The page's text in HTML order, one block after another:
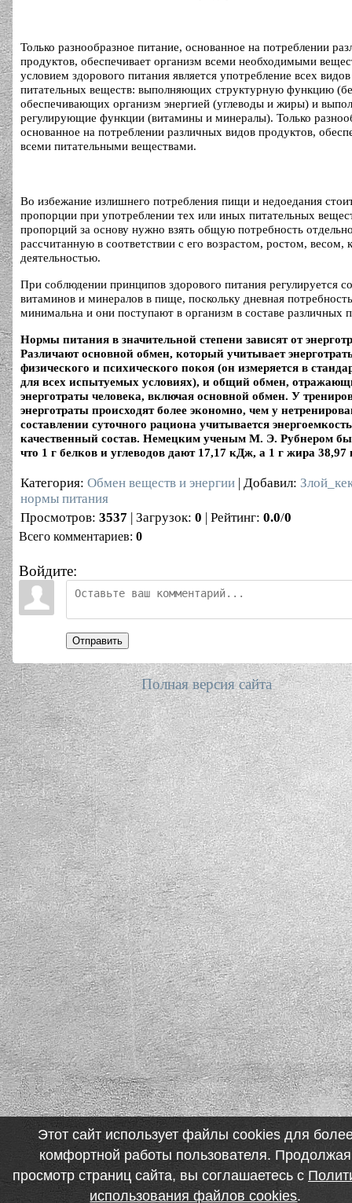
Только разнообразное питание, основанное на потреблении
продуктов, обеспечивает организм всеми необходимыми
условием здорового питания является употребление всех видов
питательных веществ: выполняющих структурную функцию
обеспечивающих организм энергией (углеводы и жиры) и
регулирующие функции (витамины и минералы). Только
основанное на потреблении различных видов продуктов,
всеми питательными веществами.
Во избежание излишнего потребления пищи и недоедания
пропорции при употреблении тех или иных питательных
пропорций за основу нужно взять общую потребность
рассчитанную в соответствии с его возрастом, ростом, весом,
деятельностью.
При соблюдении принципов здорового питания регулируется
витаминов и минералов в пище, поскольку дневная
минимальна и они поступают в организм в составе различных
Нормы питания в значительной степени зависят от
Различают основной обмен, который учитывает
физического и психического покоя (он измеряется в
для всех испытуемых условиях), и общий обмен,
энерготраты человека, включая основной обмен. У
энерготраты происходят более экономно, чем у
составлении суточного рациона учитывается
качественный состав. Немецким ученым М. Э. Рубнером
что 1 г белков и углеводов дают 17,17 кДж, а 1 г жира
Категория: Обмен веществ и энергии | Добавил:
нормы питания
Просмотров: 3537 | Загрузок: 0 | Рейтинг: 0.0/0
Всего комментариев: 0
Войдите:
Отправить
Полная версия сайта
Этот сайт использует файлы cookies для
комфортной работы пользователя. Продолжая
просмотр страниц сайта, вы соглашаетесь с
использования файлов cookies.